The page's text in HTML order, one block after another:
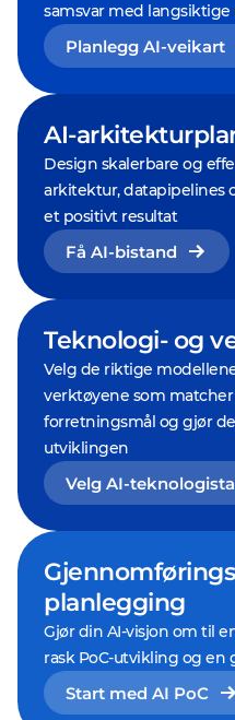
samsvar med langsiktige
Planlegg AI-veikart
AI-
Design skalerbare og
arkitektur, datapipelines
et positivt resultat
Få AI-bistand
Teknologi- og
Velg de riktige
verktøyene som
forretningsmål og gjør
utviklingen
Velg AI-
planlegging
Gjør din AI-visjon om til
rask PoC-utvikling og en
Start med AI PoC